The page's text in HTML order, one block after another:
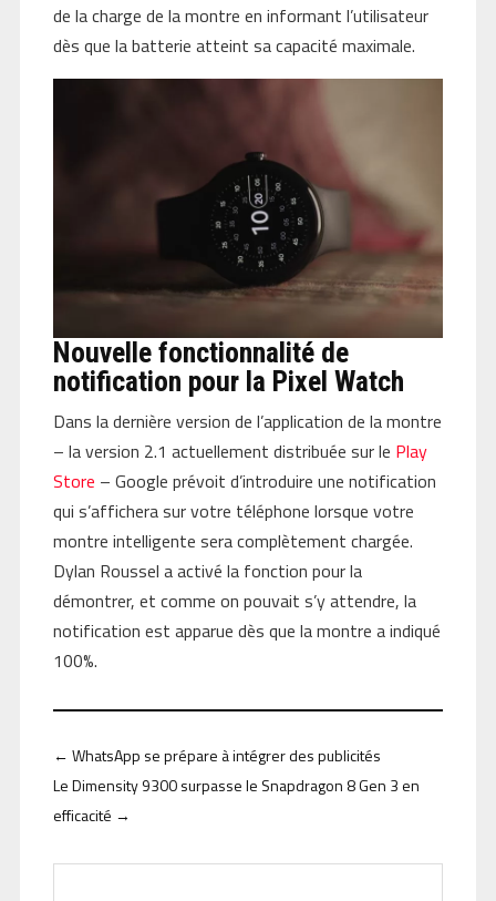
de la charge de la montre en informant l’utilisateur
dès que la batterie atteint sa capacité maximale.
Nouvelle fonctionnalité de
notification pour la Pixel Watch
Dans la dernière version de l’application de la montre
– la version 2.1 actuellement distribuée sur le Play
Store – Google prévoit d’introduire une notification
qui s’affichera sur votre téléphone lorsque votre
montre intelligente sera complètement chargée.
Dylan Roussel a activé la fonction pour la
démontrer, et comme on pouvait s’y attendre, la
notification est apparue dès que la montre a indiqué
100%.
← WhatsApp se prépare à intégrer des publicités
Le Dimensity 9300 surpasse le Snapdragon 8 Gen 3 en
efficacité →